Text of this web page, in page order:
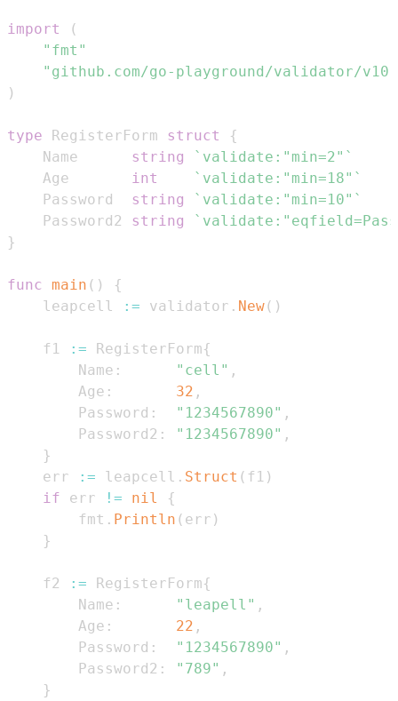
import
(
"fmt"
"github.com/go-playground/validator/v10"
)
type RegisterForm struct
{
    Name
string
`validate:"min=2"`
    Age
int
`validate:"min=18"`
    Password
string
`validate:"min=10"`
    Password2
string
}
func main ( )
{
    leapcell
:= validator . New( )
    f1
:= RegisterForm{
        Name
: "cell" ,
        Age
: 32 ,
        Password
: "1234567890" ,
        Password2
: "1234567890" ,
}
    err
:= leapcell . Struct ( f1 )
if err != nil
{
        fmt
. Println ( err )
}
    f2
:= RegisterForm{
        Name
: "leapell" ,
        Age
: 22 ,
        Password
: "1234567890" ,
        Password2
: "789" ,
}